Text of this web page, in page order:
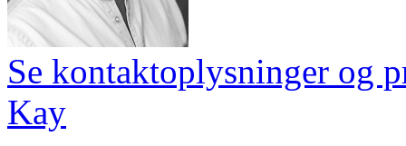
Se kontaktoplysninger og
Kay